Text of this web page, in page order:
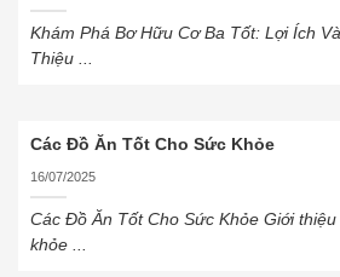
Khám Phá Bơ Hữu Cơ Ba Tốt: Lợi Ích
Thiệu ...
Các Đồ Ăn Tốt Cho Sức Khỏe
16/07/2025
Các Đồ Ăn Tốt Cho Sức Khỏe Giới
khỏe ...